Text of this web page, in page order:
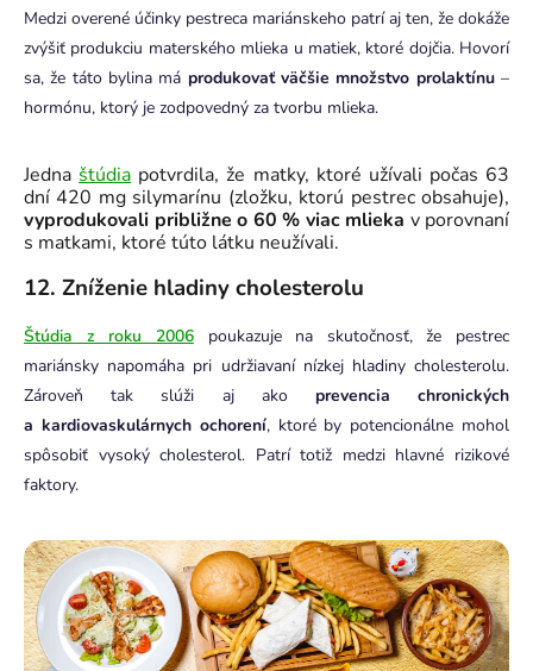
Medzi overené účinky pestreca mariánskeho patrí aj ten, že dokáže
zvýšiť produkciu materského mlieka u matiek, ktoré dojčia. Hovorí
sa, že táto bylina má produkovať väčšie množstvo prolaktínu–
hormónu, ktorý je zodpovedný za tvorbu mlieka.
Jedna štúdia potvrdila, že matky, ktoré užívali počas 63
dní 420 mg silymarínu (zložku, ktorú pestrec obsahuje),
vyprodukovali približne o 60 % viac mlieka v porovnaní
s matkami, ktoré túto látku neužívali.
12. Zníženie hladiny cholesterolu
Štúdia z roku 2006poukazuje na skutočnosť, že pestrec
mariánsky napomáha pri udržiavaní nízkej hladiny cholesterolu.
Zároveň tak slúži aj ako prevencia chronických
a kardiovaskulárnych ochorení, ktoré by potencionálne mohol
spôsobiť vysoký cholesterol. Patrí totiž medzi hlavné rizikové
faktory.